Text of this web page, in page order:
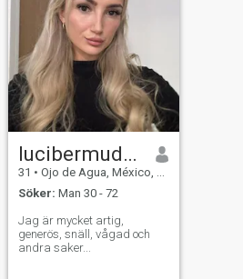
lucibermudez
31 • Ojo de Agua, México, Mexico
Söker: Man 30 - 72
Jag är mycket artig,
generös, snäll, vågad och
andra saker...